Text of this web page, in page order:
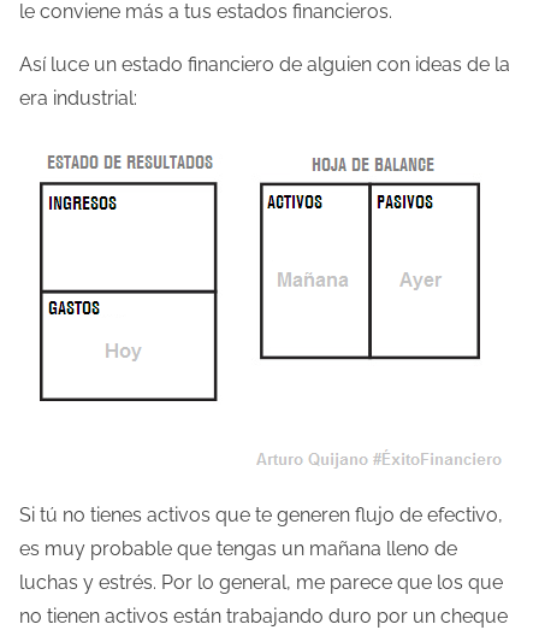
le conviene más a tus estados financieros.
Así luce un estado financiero de alguien con ideas de la
era industrial:
Si tú no tienes activos que te generen flujo de efectivo,
es muy probable que tengas un mañana lleno de
luchas y estrés. Por lo general, me parece que los que
no tienen activos están trabajando duro por un cheque